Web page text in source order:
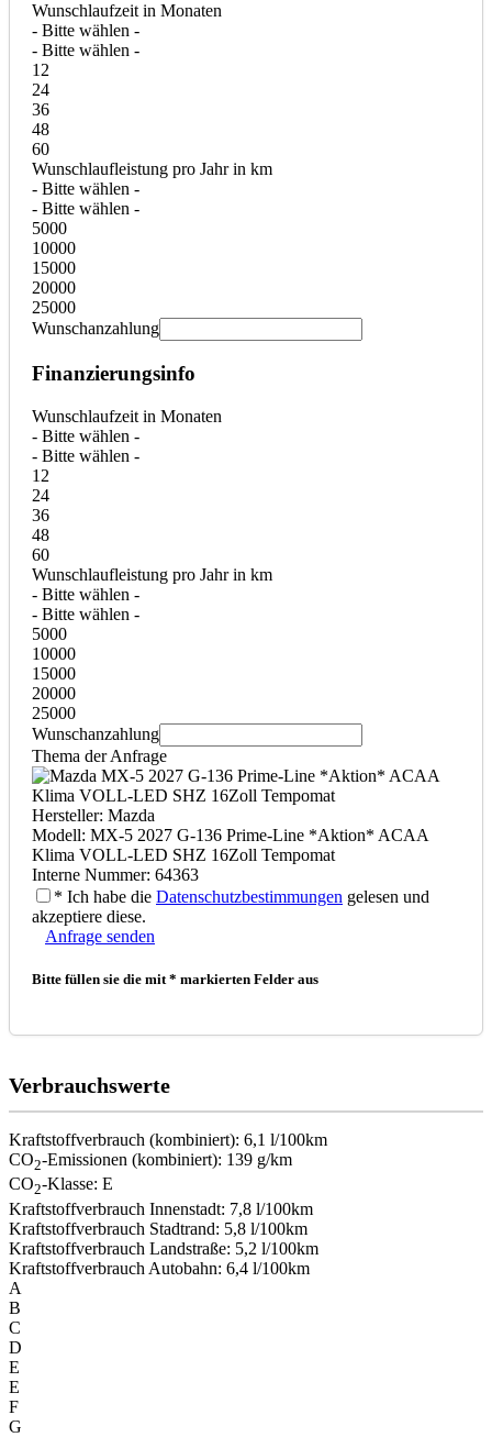
Wunschlaufzeit in Monaten
- Bitte wählen -
- Bitte wählen -
12
24
36
48
60
Wunschlaufleistung pro Jahr in km
- Bitte wählen -
- Bitte wählen -
5000
10000
15000
20000
25000
Wunschanzahlung
Finanzierungsinfo
Wunschlaufzeit in Monaten
- Bitte wählen -
- Bitte wählen -
12
24
36
48
60
Wunschlaufleistung pro Jahr in km
- Bitte wählen -
- Bitte wählen -
5000
10000
15000
20000
25000
Wunschanzahlung
Thema der Anfrage
Hersteller: Mazda
Modell: MX-5 2027 G-136 Prime-Line *Aktion* ACAA
Klima VOLL-LED SHZ 16Zoll Tempomat
Interne Nummer: 64363
* Ich habe die Datenschutzbestimmungen gelesen und
akzeptiere diese.
Anfrage senden
Bitte füllen sie die mit * markierten Felder aus
Verbrauchswerte
Kraftstoffverbrauch (kombiniert): 6,1 l/100km
CO2-Emissionen (kombiniert): 139 g/km
CO2-Klasse: E
Kraftstoffverbrauch Innenstadt: 7,8 l/100km
Kraftstoffverbrauch Stadtrand: 5,8 l/100km
Kraftstoffverbrauch Landstraße: 5,2 l/100km
Kraftstoffverbrauch Autobahn: 6,4 l/100km
A
B
C
D
E
E
F
G